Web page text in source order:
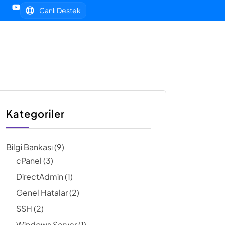
Canlı Destek
Kategoriler
Bilgi Bankası(9)
cPanel(3)
DirectAdmin(1)
Genel Hatalar(2)
SSH(2)